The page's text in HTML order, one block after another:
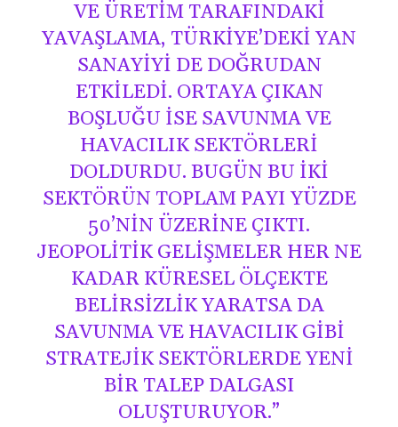
VE ÜRETIM TARAFINDAKI
YAVAŞLAMA, TÜRKIYE’DEKI YAN
SANAYIYI DE DOĞRUDAN
ETKILEDI. ORTAYA ÇIKAN
BOŞLUĞU ISE SAVUNMA VE
HAVACILIK SEKTÖRLERI
DOLDURDU. BUGÜN BU IKI
SEKTÖRÜN TOPLAM PAYI YÜZDE
50’NIN ÜZERINE ÇIKTI.
JEOPOLITIK GELIŞMELER HER NE
KADAR KÜRESEL ÖLÇEKTE
BELIRSIZLIK YARATSA DA
SAVUNMA VE HAVACILIK GIBI
STRATEJIK SEKTÖRLERDE YENI
BIR TALEP DALGASI
OLUŞTURUYOR.”